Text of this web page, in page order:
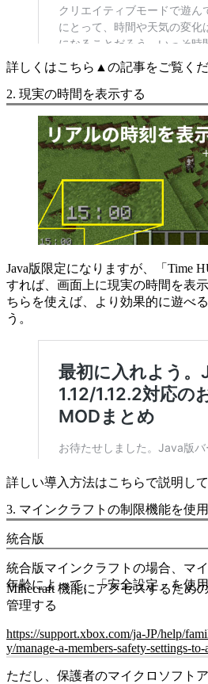
詳しくはこちら▲の記事をご覧くだ
2. 現実の時間を表示する
Java版限定になりますが、「Time
すれば、画面上に現実の時間を表
ちらを使えば、より効果的に遊べ
う。
詳しい導入方法はこちらで説明して
3. マインクラフトの制限機能を使
統合版
統合版マインクラフトの場合、マ
年齢によって、「安全設定」を使
Minecraft 機能にアクセスするため
管理する
https://support.xbox.com/ja-JP/help/
y/manage-a-members-safety-settings-
ただし、保護者のマイクロソフト